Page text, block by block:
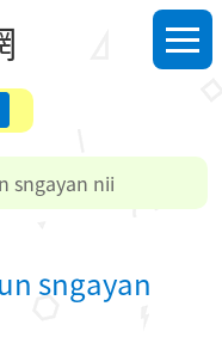
選單
sngayan nii
sngayan